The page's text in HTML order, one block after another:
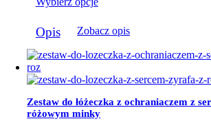
do
produkt
ma
wiele
wariantów.
Opcje
można
wybrać
na
Opis Zobacz opis
Zestaw do łóżeczka z ochraniaczem z
różowym minky